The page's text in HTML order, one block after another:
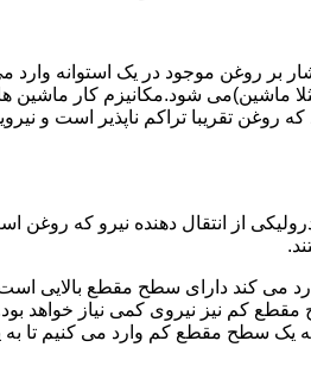
بر روغن موجود در یک استوانه وارد
ماشین)می شود.مکانیزم کار
روغن تقریبا تراکم ناپذیر است و
از انتقال دهنده نیرو که
کند دارای سطح مقطع بالایی
کم نیز نیروی کمی نیاز خواهد
یک سطح مقطع کم وارد می کنیم تا